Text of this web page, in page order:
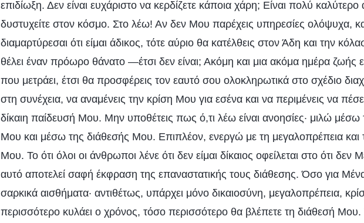
επιδίωξη. Δεν είναι ευχάριστο να κερδίζετε κάποια χάρη; Είναι πολύ
δυστυχείτε στον κόσμο. Στο λέω! Αν δεν Μου παρέχεις υπηρεσίες ολόψυχα,
διαμαρτύρεσαι ότι είμαι άδικος, τότε αύριο θα κατέλθεις στον Άδη και την
θέλει έναν πρόωρο θάνατο —έτσι δεν είναι; Ακόμη και μια ακόμα ημέρα ζωής
που μετράει, έτσι θα προσφέρεις τον εαυτό σου ολοκληρωτικά στο σχέδιο
στη συνέχεια, να αναμένεις την κρίση Μου για εσένα και να περιμένεις να
δίκαιη παίδευσή Μου. Μην υποθέτεις πως ό,τι λέω είναι ανοησίες· μιλώ μέσω
Μου και μέσω της διάθεσής Μου. Επιπλέον, ενεργώ με τη μεγαλοπρέπεια και
Μου. Το ότι όλοι οι άνθρωποι λένε ότι δεν είμαι δίκαιος οφείλεται στο ότι δεν
αυτό αποτελεί σαφή έκφραση της επαναστατικής τους διάθεσης. Όσο για
σαρκικά αισθήματα· αντιθέτως, υπάρχει μόνο δικαιοσύνη, μεγαλοπρέπεια,
περισσότερο κυλάει ο χρόνος, τόσο περισσότερο θα βλέπετε τη διάθεσή Μου.